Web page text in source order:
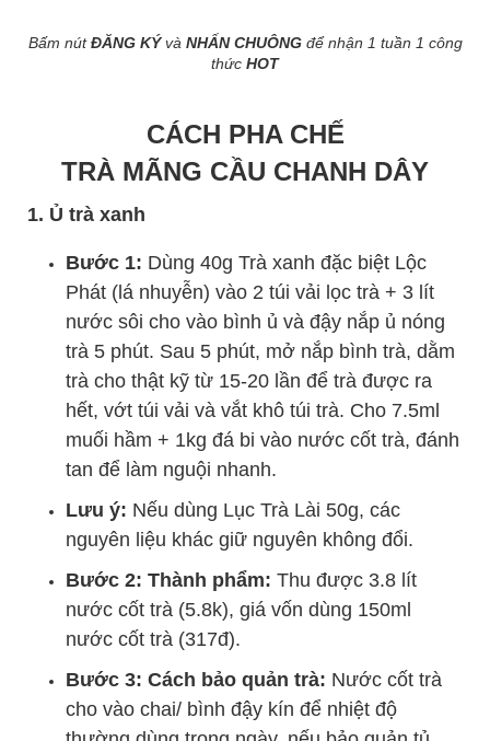
Bấm nútĐĂNG KÝvà NHẤN CHUÔNG để nhận 1 tuần 1 công
thức HOT
CÁCH PHA CHẾ
TRÀ MÃNG CẦU CHANH DÂY
1. Ủ trà xanh
Bước 1: Dùng 40g Trà xanh đặc biệt Lộc
Phát (lá nhuyễn) vào 2 túi vải lọc trà + 3 lít
nước sôi cho vào bình ủ và đậy nắp ủ nóng
trà 5 phút. Sau 5 phút, mở nắp bình trà, dằm
trà cho thật kỹ từ 15-20 lần để trà được ra
hết, vớt túi vải và vắt khô túi trà. Cho 7.5ml
muối hầm + 1kg đá bi vào nước cốt trà, đánh
tan để làm nguội nhanh.
Lưu ý: Nếu dùng Lục Trà Lài 50g, các
nguyên liệu khác giữ nguyên không đổi.
Bước 2: Thành phẩm: Thu được 3.8 lít
nước cốt trà (5.8k), giá vốn dùng 150ml
nước cốt trà (317đ).
Bước 3: Cách bảo quản trà: Nước cốt trà
cho vào chai/ bình đậy kín để nhiệt độ